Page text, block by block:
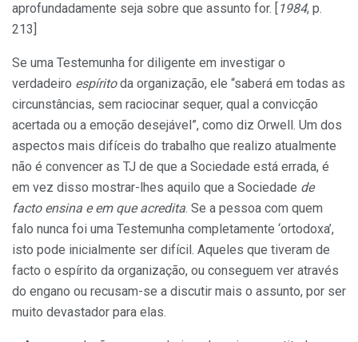
aprofundadamente seja sobre que assunto for. [ 1984, p.
213]
Se uma Testemunha for diligente em investigar o
verdadeiro espíritoda organização, ele “saberá em todas as
circunstâncias, sem raciocinar sequer, qual a convicção
acertada ou a emoção desejável”, como diz Orwell. Um dos
aspectos mais difíceis do trabalho que realizo atualmente
não é convencer as TJ de que a Sociedade está errada, é
em vez disso mostrar-lhes aquilo que a Sociedade de
facto ensina e em que acredita. Se a pessoa com quem
falo nunca foi uma Testemunha completamente ‘ortodoxa’,
isto pode inicialmente ser difícil. Aqueles que tiveram de
facto o espírito da organização, ou conseguem ver através
do engano ou recusam-se a discutir mais o assunto, por ser
muito devastador para elas.